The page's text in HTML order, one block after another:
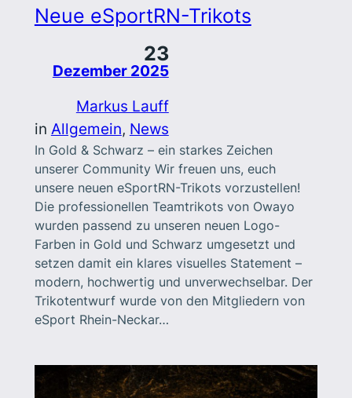
Neue eSportRN-Trikots
23
Dezember 2025
Markus Lauff
in Allgemein, News
In Gold & Schwarz – ein starkes Zeichen
unserer Community Wir freuen uns, euch
unsere neuen eSportRN-Trikots vorzustellen!
Die professionellen Teamtrikots von Owayo
wurden passend zu unseren neuen Logo-
Farben in Gold und Schwarz umgesetzt und
setzen damit ein klares visuelles Statement –
modern, hochwertig und unverwechselbar. Der
Trikotentwurf wurde von den Mitgliedern von
eSport Rhein-Neckar…